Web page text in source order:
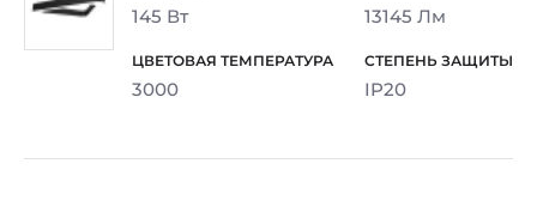
145 Вт 13145 Лм
3000 IP20